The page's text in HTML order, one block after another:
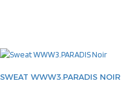
SWEAT WWW3.PARADIS NOIR